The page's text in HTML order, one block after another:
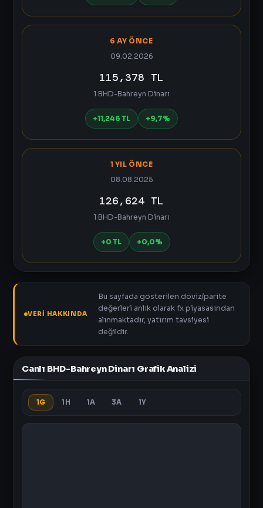
6 AY ÖNCE
09.02.2026
115,378 TL
1 BHD-Bahreyn Dinarı
+11,246 TL +9,7%
1 YIL ÖNCE
08.08.2025
126,624 TL
1 BHD-Bahreyn Dinarı
+0 TL +0,0%
VERI HAKKINDA
Bu sayfada gösterilen döviz/parite
değerleri anlık olarak fx piyasasından
alınmaktadır, yatırım tavsiyesi
değildir.
Canlı BHD-Bahreyn Dinarı Grafik Analizi
1G 1H 1A 3A 1Y